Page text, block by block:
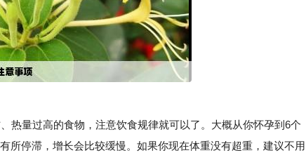
量过高的食物，注意饮食规律就可以了。大概从你怀孕到6个
所停滞，增长会比较缓慢。如果你现在体重没有超重，建议不用